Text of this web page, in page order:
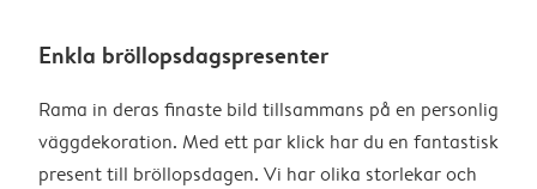
Enkla bröllopsdagspresenter
Rama in deras finaste bild tillsammans på en personlig
väggdekoration. Med ett par klick har du en fantastisk
present till bröllopsdagen. Vi har olika storlekar och